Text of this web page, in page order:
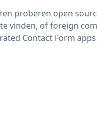
proberen open
vinden, of foreign
Contact Form